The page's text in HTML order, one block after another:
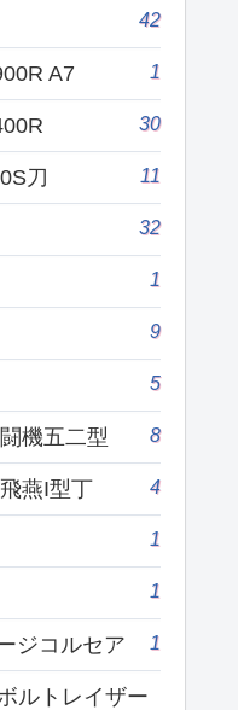
42
A7 1
30
刀 11
32
1
9
5
機五二型 8
燕I型丁 4
1
1
ジコルセア 1
ルトレイザー